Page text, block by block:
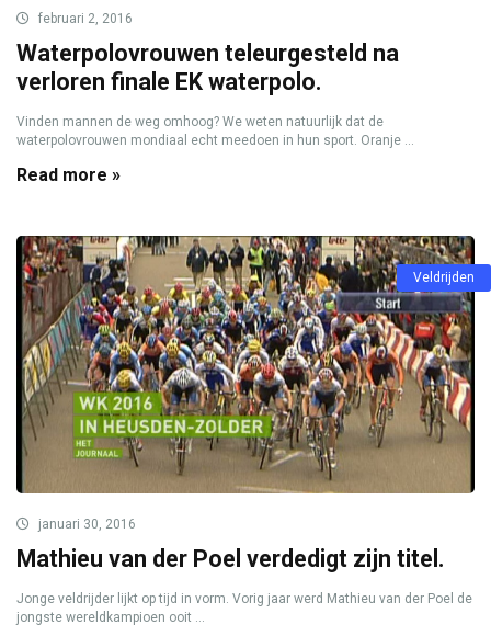
februari 2, 2016
Waterpolovrouwen teleurgesteld na
verloren finale EK waterpolo.
Vinden mannen de weg omhoog? We weten natuurlijk dat de
waterpolovrouwen mondiaal echt meedoen in hun sport. Oranje ...
Read more »
Veldrijden
januari 30, 2016
Mathieu van der Poel verdedigt zijn titel.
Jonge veldrijder lijkt op tijd in vorm. Vorig jaar werd Mathieu van der Poel de
jongste wereldkampioen ooit ...